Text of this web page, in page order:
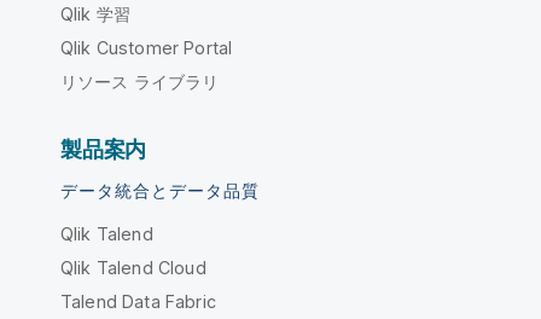
Qlik 学習
Qlik Customer Portal
リソース ライブラリ
製品案内
データ統合とデータ品質
Qlik Talend
Qlik Talend Cloud
Talend Data Fabric